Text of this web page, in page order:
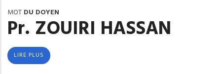
MOT DU DOYEN
Pr. ZOUIRI HASSAN
LIRE PLUS